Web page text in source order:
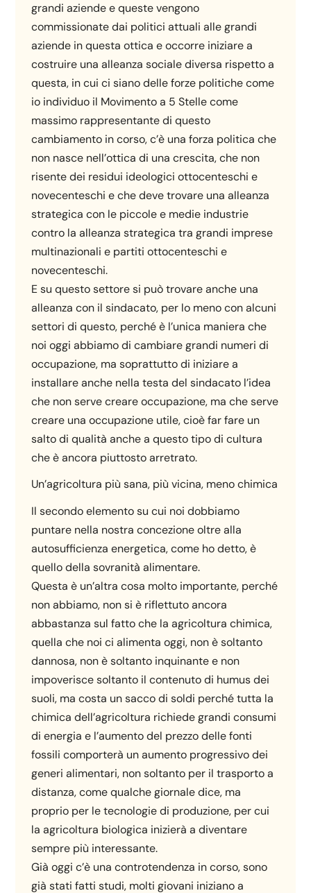
grandi aziende e queste vengono
commissionate dai politici attuali alle grandi
aziende in questa ottica e occorre iniziare a
costruire una alleanza sociale diversa rispetto a
questa, in cui ci siano delle forze politiche come
io individuo il Movimento a 5 Stelle come
massimo rappresentante di questo
cambiamento in corso, c’è una forza politica che
non nasce nell’ottica di una crescita, che non
risente dei residui ideologici ottocenteschi e
novecenteschi e che deve trovare una alleanza
strategica con le piccole e medie industrie
contro la alleanza strategica tra grandi imprese
multinazionali e partiti ottocenteschi e
novecenteschi.
E su questo settore si può trovare anche una
alleanza con il sindacato, per lo meno con alcuni
settori di questo, perché è l’unica maniera che
noi oggi abbiamo di cambiare grandi numeri di
occupazione, ma soprattutto di iniziare a
installare anche nella testa del sindacato l’idea
che non serve creare occupazione, ma che serve
creare una occupazione utile, cioè far fare un
salto di qualità anche a questo tipo di cultura
che è ancora piuttosto arretrato.
Un’agricoltura più sana, più vicina, meno chimica
Il secondo elemento su cui noi dobbiamo
puntare nella nostra concezione oltre alla
autosufficienza energetica, come ho detto, è
quello della sovranità alimentare.
Questa è un’altra cosa molto importante, perché
non abbiamo, non si è riflettuto ancora
abbastanza sul fatto che la agricoltura chimica,
quella che noi ci alimenta oggi, non è soltanto
dannosa, non è soltanto inquinante e non
impoverisce soltanto il contenuto di humus dei
suoli, ma costa un sacco di soldi perché tutta la
chimica dell’agricoltura richiede grandi consumi
di energia e l’aumento del prezzo delle fonti
fossili comporterà un aumento progressivo dei
generi alimentari, non soltanto per il trasporto a
distanza, come qualche giornale dice, ma
proprio per le tecnologie di produzione, per cui
la agricoltura biologica inizierà a diventare
sempre più interessante.
Già oggi c’è una controtendenza in corso, sono
già stati fatti studi, molti giovani iniziano a